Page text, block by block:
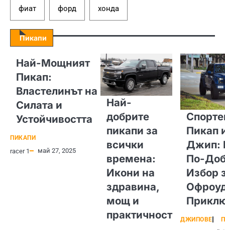
фиат форд хонда
Пикапи
Най-Мощният
Пикап:
Властелинът на
Силата и
Устойчивостта
ПИКАПИ
racer 1 май 27, 2025
Най-
добрите
пикапи за
всички
времена:
Икони на
здравина,
мощ и
практичност
Пикап
Джип:
По-
Избор
ДЖИПОВЕ